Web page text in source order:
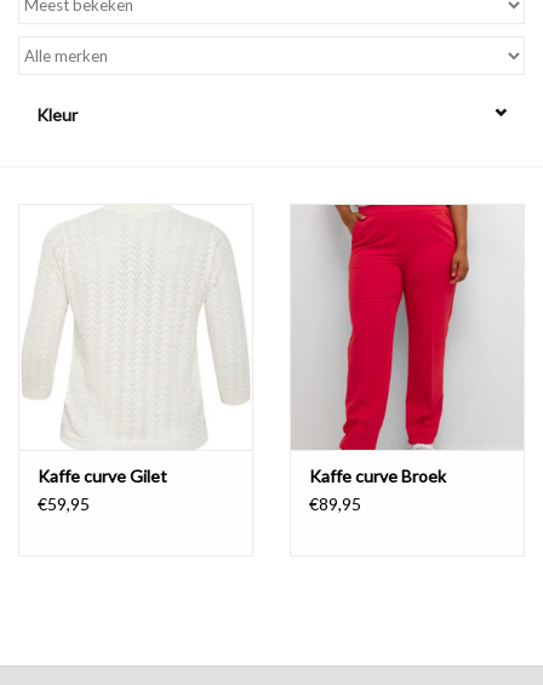
Aanbod
NIEUW BINNEN
Kleur
Kaffe curve Gilet
€59,95
Kaffe curve Broek
€89,95